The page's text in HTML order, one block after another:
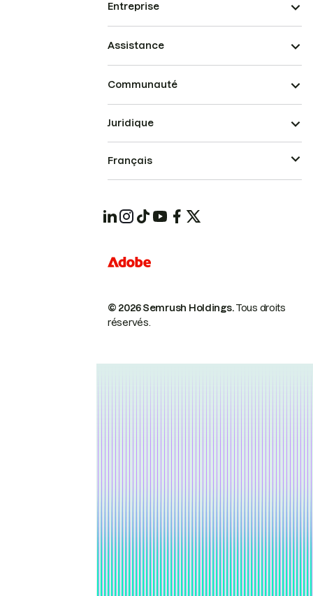
Entreprise
Assistance
Communauté
© 2026 Semrush Holdings.Tous droits
réservés.
Juridique
Français